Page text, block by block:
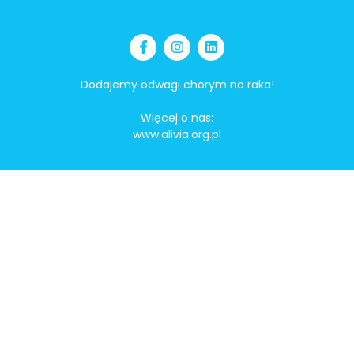
Dodajemy odwagi chorym na raka!
Więcej o nas:
www.alivia.org.pl